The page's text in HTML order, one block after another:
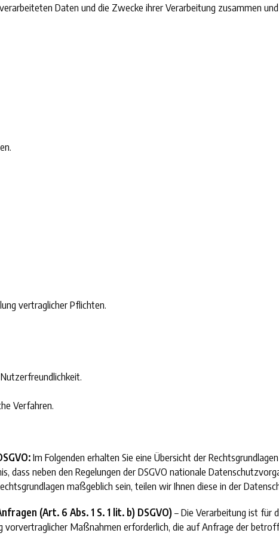
Daten und die Zwecke ihrer Verarbeitung zusammen
vertraglicher Pflichten.
Verfahren.
Im Folgenden erhalten Sie eine Übersicht der
dass neben den Regelungen der DSGVO nationale
maßgeblich sein, teilen wir Ihnen diese in der
(Art. 6 Abs. 1 S. 1 lit. b) DSGVO) – Die Verarbeitung ist für
Maßnahmen erforderlich, die auf Anfrage der